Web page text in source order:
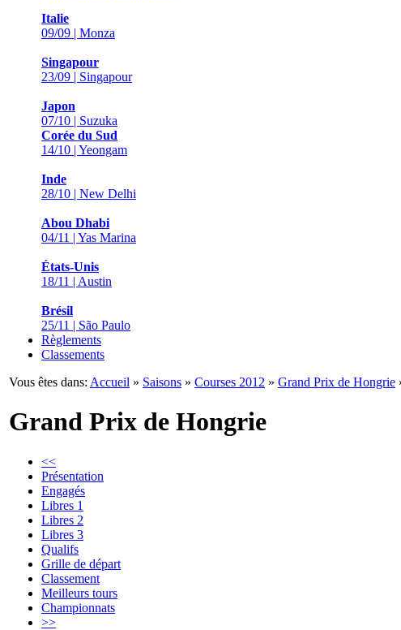
Italie
09/09 | Monza
Singapour
23/09 | Singapour
Japon
07/10 | Suzuka
Corée du Sud
14/10 | Yeongam
Inde
28/10 | New Delhi
Abou Dhabi
04/11 | Yas Marina
États-Unis
18/11 | Austin
Brésil
25/11 | São Paulo
Règlements
Classements
Vous êtes dans: Accueil » Saisons » Courses 2012 » Grand Prix de Hongrie
Grand Prix de Hongrie
<<
Présentation
Engagés
Libres 1
Libres 2
Libres 3
Qualifs
Grille de départ
Classement
Meilleurs tours
Championnats
>>